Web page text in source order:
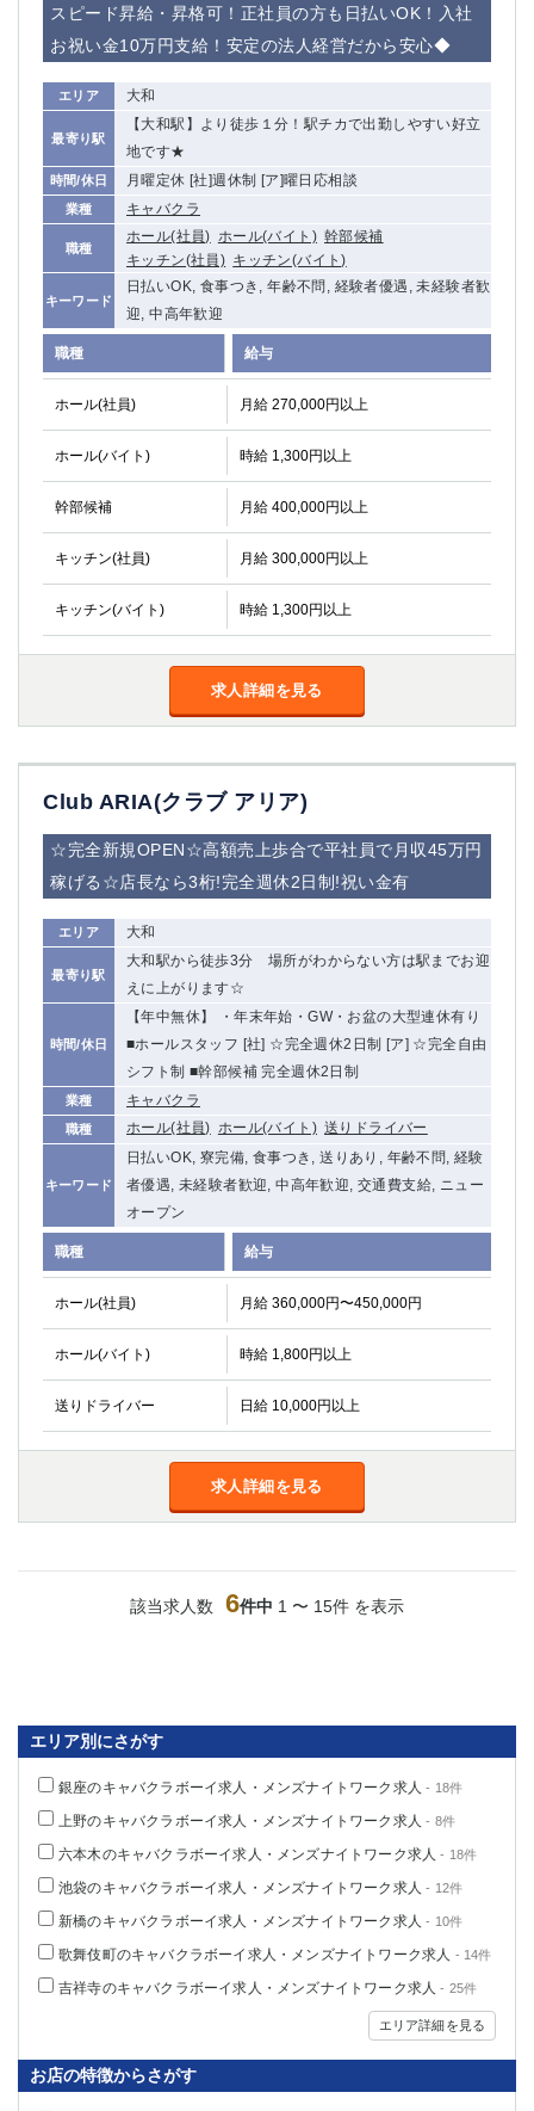
スピード昇給・昇格可！正社員の方も日払いOK！入社
お祝い金10万円支給！安定の法人経営だから安心◆
エリア 大和
最寄り駅
【大和駅】より徒歩１分！駅チカで出勤しやすい好立
地です★
時間/休日 月曜定休 [社]週休制 [ア]曜日応相談
業種 キャバクラ
職種
ホール(社員) ホール(バイト) 幹部候補
キッチン(社員) キッチン(バイト)
キーワード
日払いOK, 食事つき, 年齢不問, 経験者優遇, 未経験者歓
迎, 中高年歓迎
職種 給与
ホール(社員) 月給 270,000円以上
ホール(バイト) 時給 1,300円以上
幹部候補 月給 400,000円以上
キッチン(社員) 月給 300,000円以上
キッチン(バイト) 時給 1,300円以上
求人詳細を見る
Club ARIA(クラブ アリア)
☆完全新規OPEN☆高額売上歩合で平社員で月収45万円
稼げる☆店長なら3桁!完全週休2日制!祝い金有
エリア 大和
最寄り駅
大和駅から徒歩3分 場所がわからない方は駅までお迎
えに上がります☆
時間/休日
【年中無休】 ・年末年始・GW・お盆の大型連休有り
■ホールスタッフ [社] ☆完全週休2日制 [ア] ☆完全自由
シフト制 ■幹部候補 完全週休2日制
業種 キャバクラ
職種 ホール(社員) ホール(バイト) 送りドライバー
キーワード
日払いOK, 寮完備, 食事つき, 送りあり, 年齢不問, 経験
者優遇, 未経験者歓迎, 中高年歓迎, 交通費支給, ニュー
オープン
職種 給与
ホール(社員) 月給 360,000円〜450,000円
ホール(バイト) 時給 1,800円以上
送りドライバー 日給 10,000円以上
求人詳細を見る
該当求人数 6件中 1 〜 15件 を表示
エリア別にさがす
銀座のキャバクラボーイ求人・メンズナイトワーク求人 - 18件
上野のキャバクラボーイ求人・メンズナイトワーク求人 - 8件
六本木のキャバクラボーイ求人・メンズナイトワーク求人 - 18件
池袋のキャバクラボーイ求人・メンズナイトワーク求人 - 12件
新橋のキャバクラボーイ求人・メンズナイトワーク求人 - 10件
歌舞伎町のキャバクラボーイ求人・メンズナイトワーク求人 - 14件
吉祥寺のキャバクラボーイ求人・メンズナイトワーク求人 - 25件
エリア詳細を見る
お店の特徴からさがす